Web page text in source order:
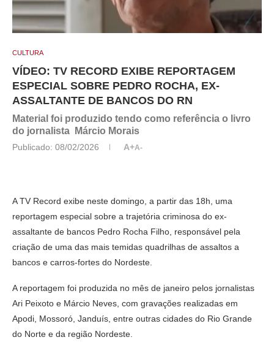
CULTURA
VÍDEO: TV RECORD EXIBE REPORTAGEM
ESPECIAL SOBRE PEDRO ROCHA, EX-
ASSALTANTE DE BANCOS DO RN
Material foi produzido tendo como referência o livro
do jornalista Márcio Morais
Publicado: 08/02/2026 A+A-
A TV Record exibe neste domingo, a partir das 18h, uma
reportagem especial sobre a trajetória criminosa do ex-
assaltante de bancos Pedro Rocha Filho, responsável pela
criação de uma das mais temidas quadrilhas de assaltos a
bancos e carros-fortes do Nordeste.
A reportagem foi produzida no mês de janeiro pelos jornalistas
Ari Peixoto e Márcio Neves, com gravações realizadas em
Apodi, Mossoró, Janduís, entre outras cidades do Rio Grande
do Norte e da região Nordeste.